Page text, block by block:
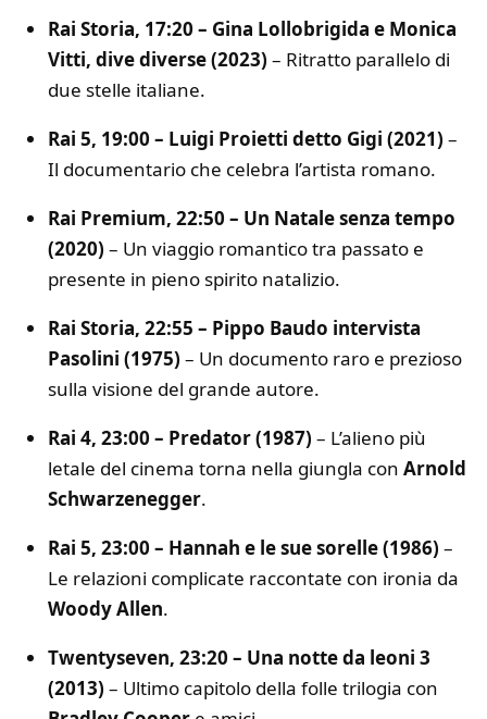
Rai Storia, 17:20 – Gina Lollobrigida e Monica
Vitti, dive diverse (2023) – Ritratto parallelo di
due stelle italiane.
Rai 5, 19:00 – Luigi Proietti detto Gigi (2021) –
Il documentario che celebra l’artista romano.
Rai Premium, 22:50 – Un Natale senza tempo
(2020) – Un viaggio romantico tra passato e
presente in pieno spirito natalizio.
Rai Storia, 22:55 – Pippo Baudo intervista
Pasolini (1975) – Un documento raro e prezioso
sulla visione del grande autore.
Rai 4, 23:00 – Predator (1987) – L’alieno più
letale del cinema torna nella giungla con Arnold
Schwarzenegger.
Rai 5, 23:00 – Hannah e le sue sorelle (1986) –
Le relazioni complicate raccontate con ironia da
Woody Allen.
Twentyseven, 23:20 – Una notte da leoni 3
(2013) – Ultimo capitolo della folle trilogia con